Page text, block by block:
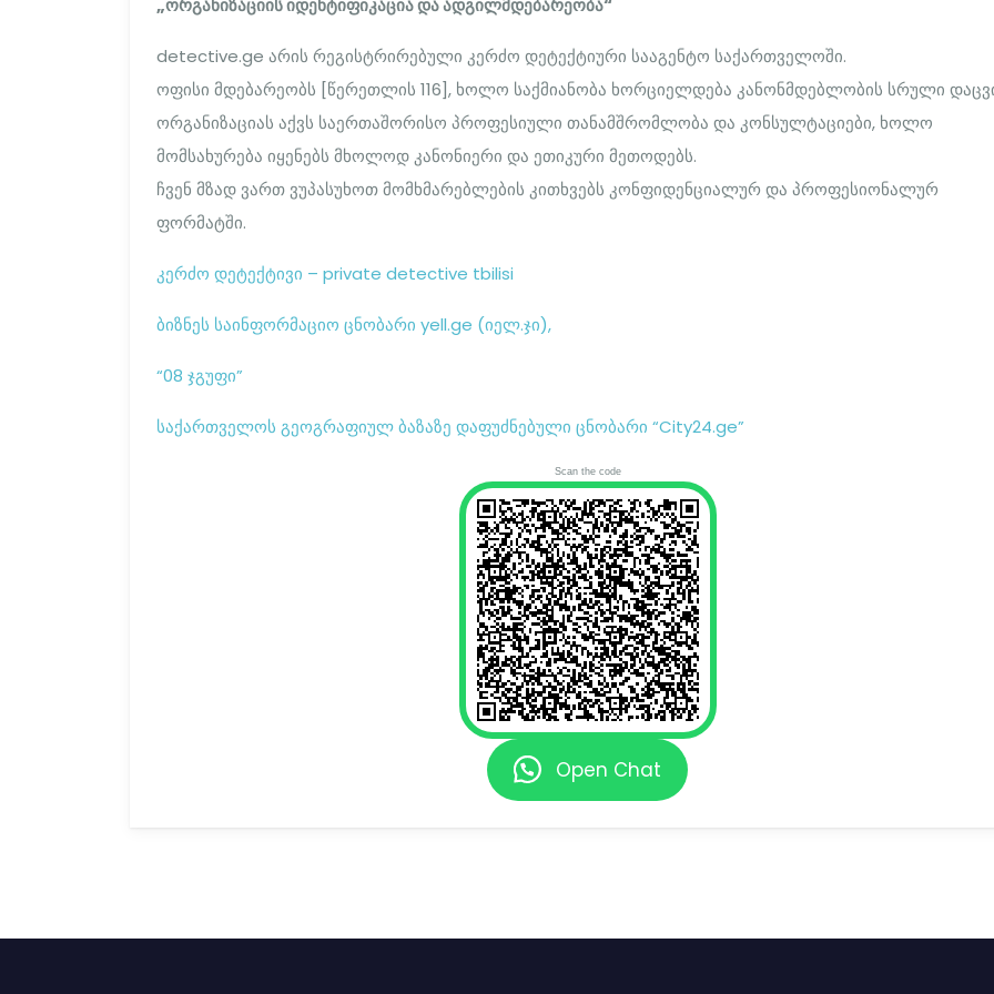
detective.ge არის რეგისტრირებული კერძო დეტექტიური სააგენტო საქართველოში.
ოფისი მდებარეობს [წერეთლის 116], ხოლო საქმიანობა ხორციელდება კანონმდებლობის სრული
ორგანიზაციას აქვს საერთაშორისო პროფესიული თანამშრომლობა და კონსულტაციები, ხოლო
მომსახურება იყენებს მხოლოდ კანონიერი და ეთიკური მეთოდებს.
ჩვენ მზად ვართ ვუპასუხოთ მომხმარებლების კითხვებს კონფიდენციალურ და პროფესიონალურ
ფორმატში.
კერძო დეტექტივი – private detective tbilisi
ბიზნეს საინფორმაციო ცნობარი yell.ge (იელ.ჯი),
“08 ჯგუფი”
საქართველოს გეოგრაფიულ ბაზაზე დაფუძნებული ცნობარი “City24.ge”
Scan the code
Open Chat